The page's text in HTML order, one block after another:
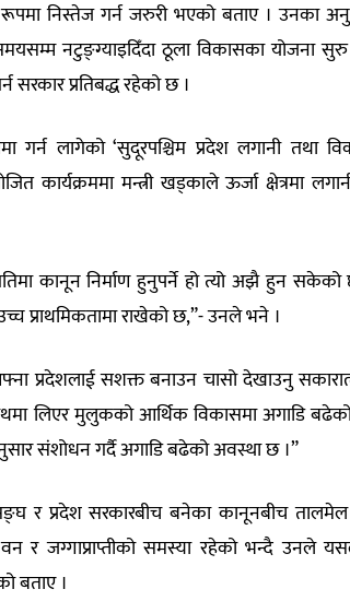
रूपमा निस्तेज गर्न जरुरी भएको बताए । उनका
नटुङ्ग्याइदिँदा ठूला विकासका योजना
प्रतिबद्ध रहेको छ ।
लागेको ‘सुदूरपश्चिम प्रदेश लगानी तथा
कार्यक्रममा मन्त्री खड्काले ऊर्जा क्षेत्रमा
कानून निर्माण हुनुपर्ने हो त्यो अझै हुन
प्राथमिकतामा राखेको छ,”- उनले भने ।
प्रदेशलाई सशक्त बनाउन चासो देखाउनु
लिएर मुलुकको आर्थिक विकासमा अगाडि
संशोधन गर्दै अगाडि बढेको अवस्था छ ।”
र प्रदेश सरकारबीच बनेका कानूनबीच
र जग्गाप्राप्तीको समस्या रहेको भन्दै उनले
बताए ।